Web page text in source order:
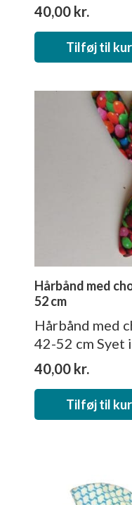
40,00 kr.
Tilføj til
Hårbånd med
52 cm
Hårbånd med
42-52 cm Syet
40,00 kr.
Tilføj til